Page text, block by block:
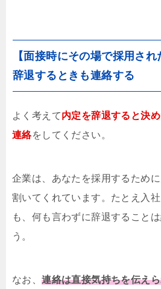
【面接時にその場で採用され
辞退するときも連絡する
よく考えて内定を辞退すると決
連絡をしてください。
企業は、あなたを採用するため
割いてくれています。たとえ入
も、何も言わずに辞退すること
う。
なお、連絡は直接気持ちを伝え